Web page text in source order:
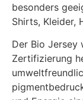
besonders
Shirts, Kleider,
Der Bio Jersey
Zertifizierung